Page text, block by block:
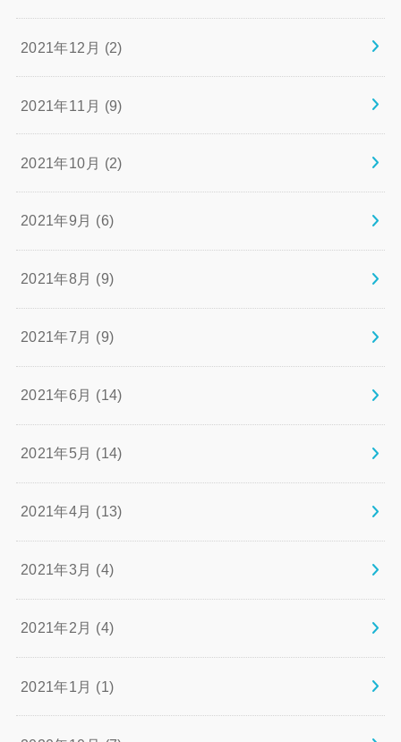
2021年12月 (2)
2021年11月 (9)
2021年10月 (2)
2021年9月 (6)
2021年8月 (9)
2021年7月 (9)
2021年6月 (14)
2021年5月 (14)
2021年4月 (13)
2021年3月 (4)
2021年2月 (4)
2021年1月 (1)